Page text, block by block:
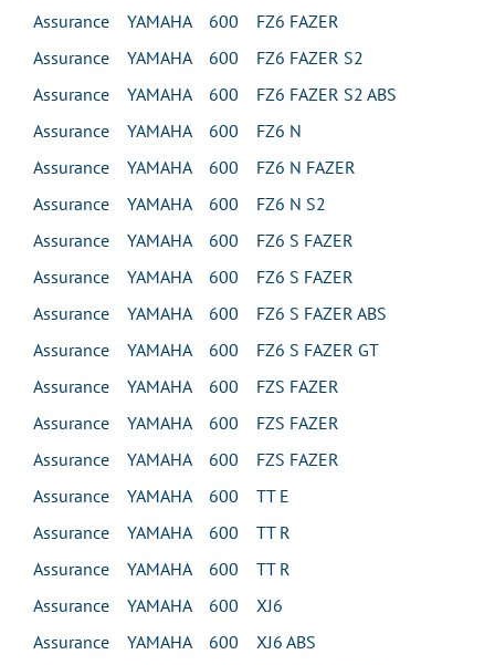
Assurance YAMAHA 600 FZ6 FAZER
Assurance YAMAHA 600 FZ6 FAZER S2
Assurance YAMAHA 600 FZ6 FAZER S2 ABS
Assurance YAMAHA 600 FZ6 N
Assurance YAMAHA 600 FZ6 N FAZER
Assurance YAMAHA 600 FZ6 N S2
Assurance YAMAHA 600 FZ6 S FAZER
Assurance YAMAHA 600 FZ6 S FAZER
Assurance YAMAHA 600 FZ6 S FAZER ABS
Assurance YAMAHA 600 FZ6 S FAZER GT
Assurance YAMAHA 600 FZS FAZER
Assurance YAMAHA 600 FZS FAZER
Assurance YAMAHA 600 FZS FAZER
Assurance YAMAHA 600 TT E
Assurance YAMAHA 600 TT R
Assurance YAMAHA 600 TT R
Assurance YAMAHA 600 XJ6
Assurance YAMAHA 600 XJ6 ABS